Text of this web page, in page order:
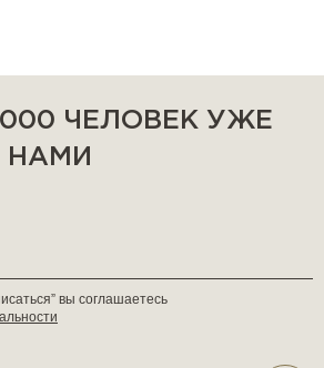
000 ЧЕЛОВЕК УЖЕ
НАМИ
вы соглашаетесь